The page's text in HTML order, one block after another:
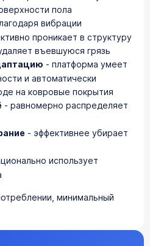
пола
вибрации
проникает в структуру
въевшуюся грязь
- платформа умеет
и автоматически
на ковровые покрытия
- равномерно распределяет
- эффективнее убирает
использует
минимальный